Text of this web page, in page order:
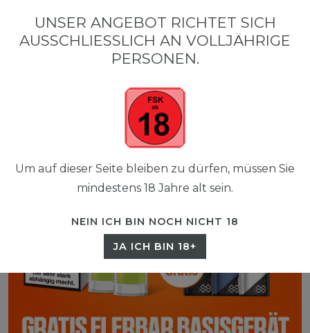
0
0,00 EUR
UNSER ANGEBOT RICHTET SICH
AUSSCHLIESSLICH AN VOLLJÄHRIGE P
ERSONEN.
Um auf dieser Seite bleiben zu dürfen, müssen Sie
mindestens 18 Jahre alt sein.
NEIN ICH BIN NOCH NICHT 18
JA ICH BIN 18+